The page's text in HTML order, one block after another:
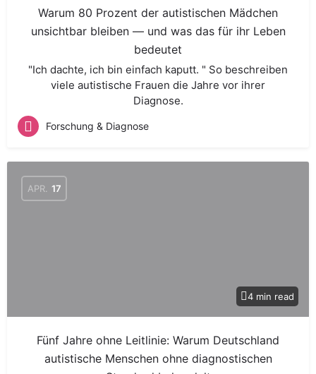
Warum 80 Prozent der autistischen Mädchen
unsichtbar bleiben — und was das für ihr Leben
bedeutet
"Ich dachte, ich bin einfach kaputt. " So beschreiben
viele autistische Frauen die Jahre vor ihrer
Diagnose.
Forschung & Diagnose
APR. 17
4 min read
Fünf Jahre ohne Leitlinie: Warum Deutschland
autistische Menschen ohne diagnostischen